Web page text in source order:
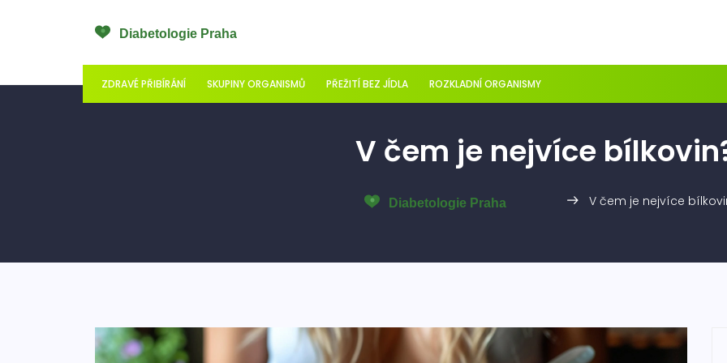
ZDRAVÉ PŘIBÍRÁNÍ SKUPINY ORGANISMŮ PŘEŽITÍ BEZ JÍDLA ROZKLADNÍ ORGANISMY
V čem je nejvíce
V čem je nejvíce